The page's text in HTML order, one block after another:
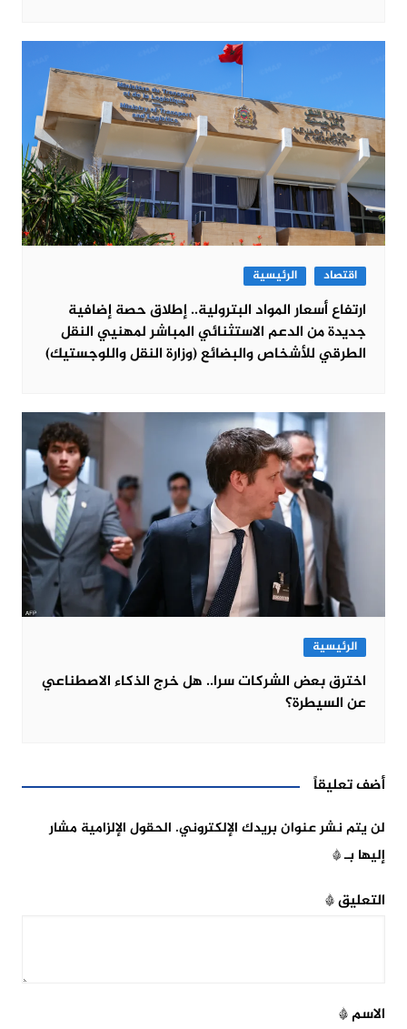
اقتصاد الرئيسية
ارتفاع أسعار المواد البترولية.. إطلاق حصة إضافية
جديدة من الدعم الاستثنائي المباشر لمهنيي النقل
الطرقي للأشخاص والبضائع (وزارة النقل واللوجستيك)
الرئيسية
اخترق بعض الشركات سرا.. هل خرج الذكاء الاصطناعي
عن السيطرة؟
أضف تعليقاً
لن يتم نشر عنوان بريدك الإلكتروني. الحقول الإلزامية مشار
إليها بـ*
التعليق*
الاسم*